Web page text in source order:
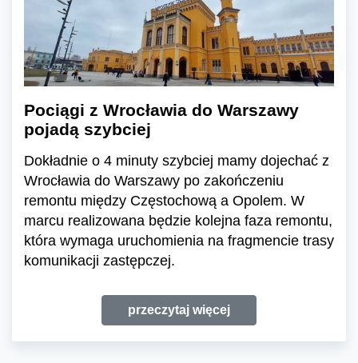
Pociągi z Wrocławia do Warszawy
pojadą szybciej
Dokładnie o 4 minuty szybciej mamy dojechać z
Wrocławia do Warszawy po zakończeniu
remontu między Częstochową a Opolem. W
marcu realizowana będzie kolejna faza remontu,
która wymaga uruchomienia na fragmencie trasy
komunikacji zastępczej.
przeczytaj więcej